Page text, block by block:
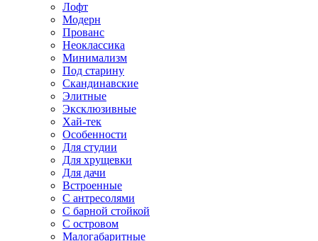
Лофт
Модерн
Прованс
Неоклассика
Минимализм
Под старину
Скандинавские
Элитные
Эксклюзивные
Хай-тек
Особенности
Для студии
Для хрущевки
Для дачи
Встроенные
С антресолями
С барной стойкой
С островом
Малогабаритные